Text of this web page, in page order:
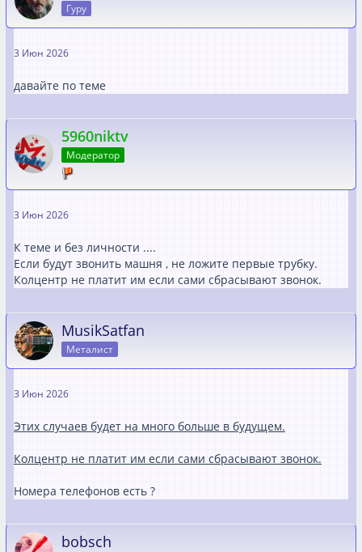
Гуру
3 Июн 2026
давайте по теме
5960niktv
Модератор
3 Июн 2026
К теме и без личности ....
Если будут звонить машня , не ложите первые трубку.
Колцентр не платит им если сами сбрасывают звонок.
MusikSatfan
Металист
3 Июн 2026
Этих случаев будет на много больше в будущем.
Колцентр не платит им если сами сбрасывают звонок.
Номера телефонов есть ?
bobsch